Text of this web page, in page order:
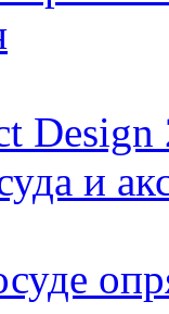
Design
и